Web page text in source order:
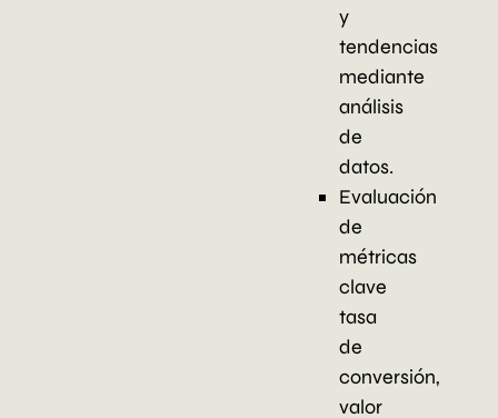
y
tendencias
mediante
análisis
de
datos.
Evaluación
de
métricas
clave
tasa
de
conversión,
valor